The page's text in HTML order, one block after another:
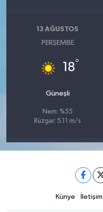
13 AĞUSTOS
PERŞEMBE
18°
Güneşli
Nem: %55
Rüzgar: 5.11 m/s
Künye İletişim